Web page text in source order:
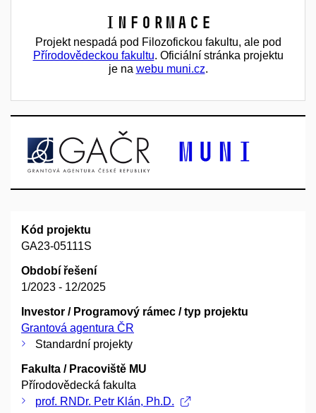
Informace
Projekt nespadá pod Filozofickou fakultu, ale pod
Přírodovědeckou fakultu. Oficiální stránka projektu
je na webu muni.cz.
Kód projektu
GA23-05111S
Období řešení
1/2023 - 12/2025
Investor / Programový rámec / typ projektu
Grantová agentura ČR
Standardní projekty
Fakulta / Pracoviště MU
Přírodovědecká fakulta
prof. RNDr. Petr Klán, Ph.D.